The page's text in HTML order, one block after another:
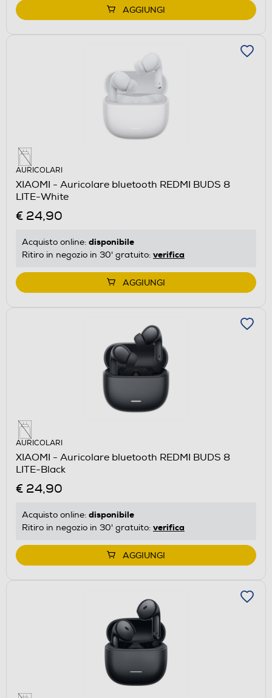
AGGIUNGI
AURICOLARI
XIAOMI - Auricolare bluetooth REDMI BUDS 8
LITE-White
€ 24,90
Acquisto online: disponibile
Ritiro in negozio in 30' gratuito: verifica
AGGIUNGI
AURICOLARI
XIAOMI - Auricolare bluetooth REDMI BUDS 8
LITE-Black
€ 24,90
Acquisto online: disponibile
Ritiro in negozio in 30' gratuito: verifica
AGGIUNGI